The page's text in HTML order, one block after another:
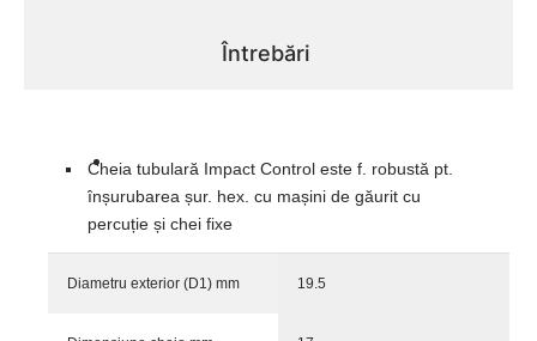
Întrebări
Cheia tubulară Impact Control este f. robustă pt.
înșurubarea șur. hex. cu mașini de găurit cu
percuție și chei fixe
Diametru exterior (D1) mm 19.5